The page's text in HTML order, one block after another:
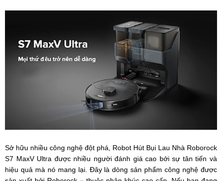
Sở hữu nhiều công nghệ đột phá, Robot Hút Bụi Lau Nhà Roborock
S7 MaxV Ultra được nhiều người đánh giá cao bởi sự tân tiến và
hiệu quả mà nó mang lại. Đây là dòng sản phẩm công nghệ được